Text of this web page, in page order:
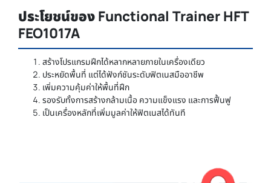
ประโยชน์ของ Functional Trainer HFT
FEO1017A
สร้างโปรแกรมฝึกได้หลากหลายภายในเครื่องเดียว
ประหยัดพื้นที่ แต่ได้ฟังก์ชันระดับฟิตเนสมืออาชีพ
เพิ่มความคุ้มค่าให้พื้นที่ฝึก
รองรับทั้งการสร้างกล้ามเนื้อ ความแข็งแรง และการฟื้นฟู
เป็นเครื่องหลักที่เพิ่มมูลค่าให้ฟิตเนสได้ทันที